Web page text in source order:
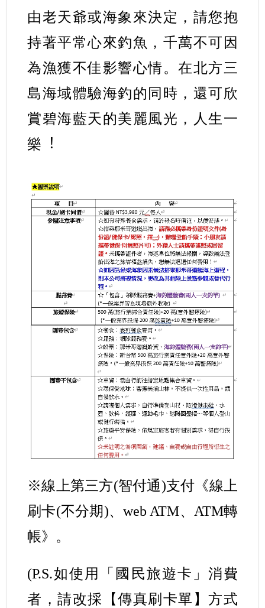
由老天爺或海象來決定，請您抱
持著平常心來釣魚，千萬不可因
為漁獲不佳影響心情。在北方三
島海域體驗海釣的同時，還可欣
賞碧海藍天的美麗風光，人生一
樂︕
※線上第三方(智付通)支付《線上
刷卡(不分期)、web ATM、ATM轉
帳》。
(P.S.如使用「國民旅遊卡」消費
者，請改採【傳真刷卡單】方式